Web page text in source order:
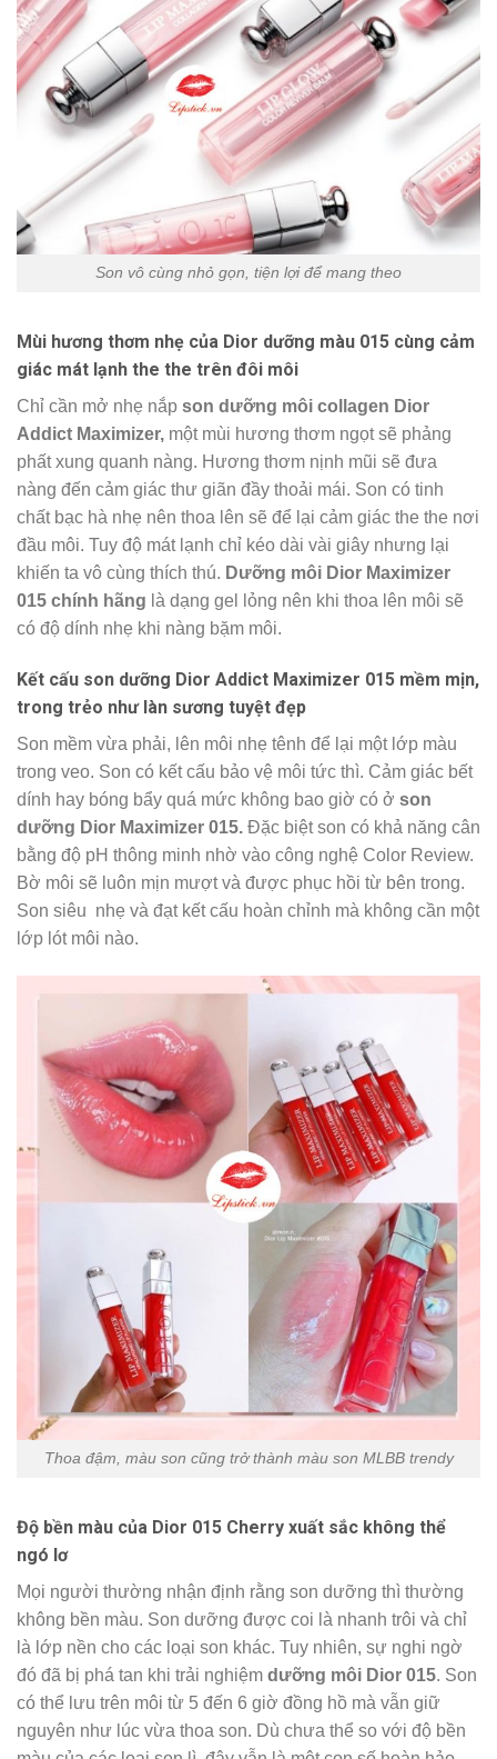
Son vô cùng nhỏ gọn, tiện lợi để mang theo
Mùi hương thơm nhẹ của Dior dưỡng màu 015 cùng cảm
giác mát lạnh the the trên đôi môi
Chỉ cần mở nhẹ nắp son dưỡng môi collagen Dior
Addict Maximizer, một mùi hương thơm ngọt sẽ phảng
phất xung quanh nàng. Hương thơm nịnh mũi sẽ đưa
nàng đến cảm giác thư giãn đầy thoải mái. Son có tinh
chất bạc hà nhẹ nên thoa lên sẽ để lại cảm giác the the nơi
đầu môi. Tuy độ mát lạnh chỉ kéo dài vài giây nhưng lại
khiến ta vô cùng thích thú. Dưỡng môi Dior Maximizer
015 chính hãng là dạng gel lỏng nên khi thoa lên môi sẽ
có độ dính nhẹ khi nàng bặm môi.
Kết cấu son dưỡng Dior Addict Maximizer 015 mềm mịn,
trong trẻo như làn sương tuyệt đẹp
Son mềm vừa phải, lên môi nhẹ tênh để lại một lớp màu
trong veo. Son có kết cấu bảo vệ môi tức thì. Cảm giác bết
dính hay bóng bẩy quá mức không bao giờ có ở son
dưỡng Dior Maximizer 015. Đặc biệt son có khả năng cân
bằng độ pH thông minh nhờ vào công nghệ Color Review.
Bờ môi sẽ luôn mịn mượt và được phục hồi từ bên trong.
Son siêu nhẹ và đạt kết cấu hoàn chỉnh mà không cần một
lớp lót môi nào.
Thoa đậm, màu son cũng trở thành màu son MLBB trendy
Độ bền màu của Dior 015 Cherry xuất sắc không thể
ngó lơ
Mọi người thường nhận định rằng son dưỡng thì thường
không bền màu. Son dưỡng được coi là nhanh trôi và chỉ
là lớp nền cho các loại son khác. Tuy nhiên, sự nghi ngờ
đó đã bị phá tan khi trải nghiệm dưỡng môi Dior 015. Son
có thể lưu trên môi từ 5 đến 6 giờ đồng hồ mà vẫn giữ
nguyên như lúc vừa thoa son. Dù chưa thể so với độ bền